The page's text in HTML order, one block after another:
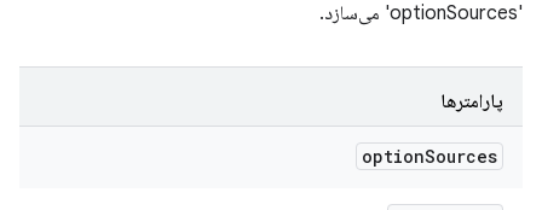
'optionSources' می‌سازد.
پارامترها
optionSources